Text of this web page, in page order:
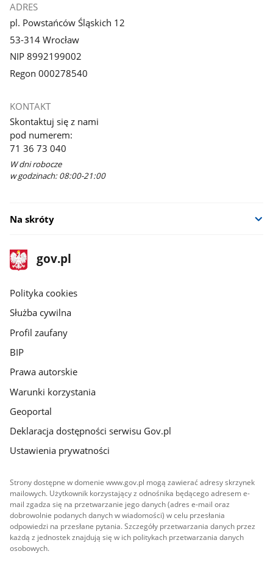
ADRES
pl. Powstańców Śląskich 12
53-314 Wrocław
NIP 8992199002
Regon 000278540
KONTAKT
Skontaktuj się z nami
pod numerem:
71 36 73 040
W dni robocze
w godzinach: 08:00-21:00
Na skróty
stopka
gov.pl
Strona
gov.pl
gov.pl
Polityka cookies
Służba cywilna
Profil zaufany
BIP
Prawa autorskie
Warunki korzystania
Geoportal
Deklaracja dostępności serwisu Gov.pl
Ustawienia prywatności
Strony dostępne w domenie www.gov.pl mogą zawierać adresy skrzynek
mailowych. Użytkownik korzystający z odnośnika będącego adresem e-
mail zgadza się na przetwarzanie jego danych (adres e-mail oraz
dobrowolnie podanych danych w wiadomości) w celu przesłania
odpowiedzi na przesłane pytania. Szczegóły przetwarzania danych przez
każdą z jednostek znajdują się w ich politykach przetwarzania danych
osobowych.